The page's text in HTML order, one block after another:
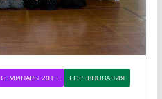
СЕМИНАРЫ 2015
СОРЕВНОВАНИЯ